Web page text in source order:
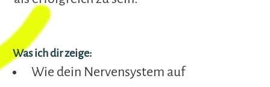
Was ich dir zeige:
Wie dein Nervensystem auf